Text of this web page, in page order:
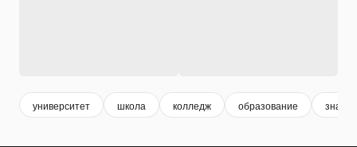
университет школа колледж образование знания